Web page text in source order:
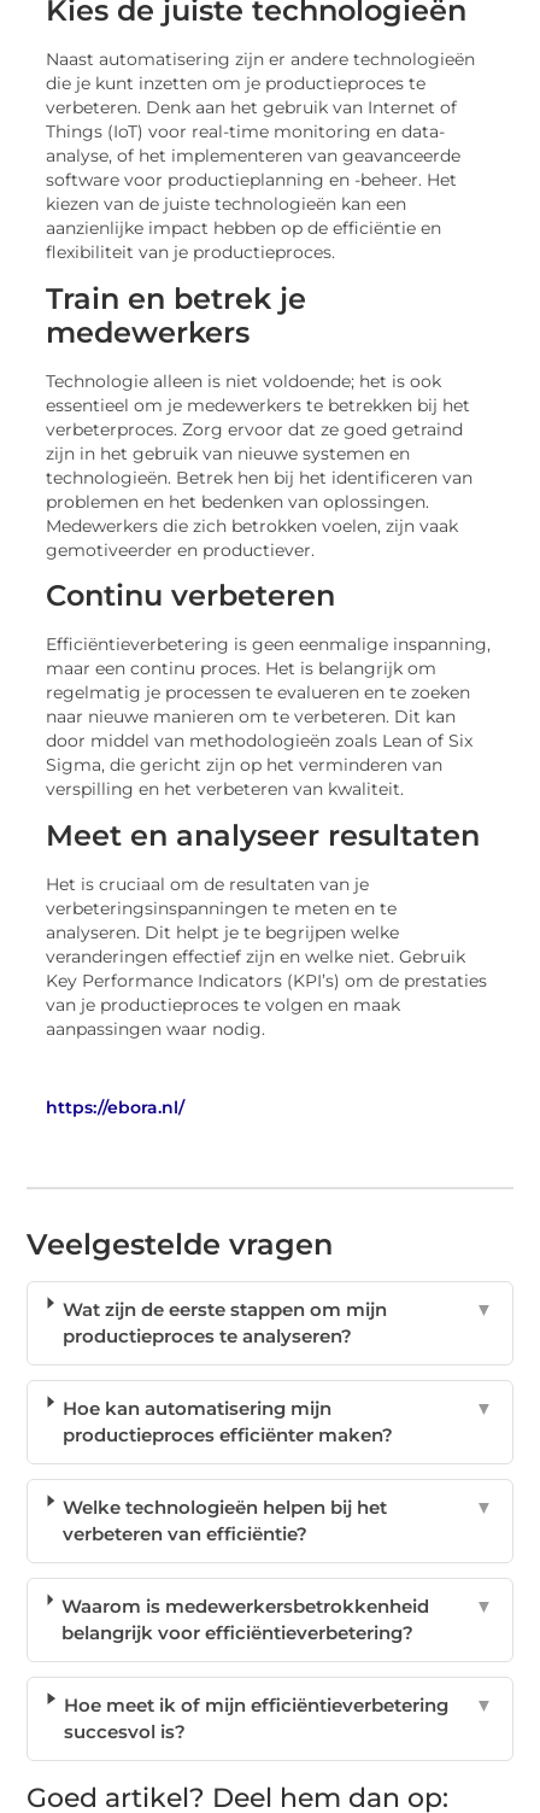
Kies de juiste technologieën
Naast automatisering zijn er andere technologieën
die je kunt inzetten om je productieproces te
verbeteren. Denk aan het gebruik van Internet of
Things (IoT) voor real-time monitoring en data-
analyse, of het implementeren van geavanceerde
software voor productieplanning en -beheer. Het
kiezen van de juiste technologieën kan een
aanzienlijke impact hebben op de efficiëntie en
flexibiliteit van je productieproces.
Train en betrek je
medewerkers
Technologie alleen is niet voldoende; het is ook
essentieel om je medewerkers te betrekken bij het
verbeterproces. Zorg ervoor dat ze goed getraind
zijn in het gebruik van nieuwe systemen en
technologieën. Betrek hen bij het identificeren van
problemen en het bedenken van oplossingen.
Medewerkers die zich betrokken voelen, zijn vaak
gemotiveerder en productiever.
Continu verbeteren
Efficiëntieverbetering is geen eenmalige inspanning,
maar een continu proces. Het is belangrijk om
regelmatig je processen te evalueren en te zoeken
naar nieuwe manieren om te verbeteren. Dit kan
door middel van methodologieën zoals Lean of Six
Sigma, die gericht zijn op het verminderen van
verspilling en het verbeteren van kwaliteit.
Meet en analyseer resultaten
Het is cruciaal om de resultaten van je
verbeteringsinspanningen te meten en te
analyseren. Dit helpt je te begrijpen welke
veranderingen effectief zijn en welke niet. Gebruik
Key Performance Indicators (KPI’s) om de prestaties
van je productieproces te volgen en maak
aanpassingen waar nodig.
https://ebora.nl/
Veelgestelde vragen
Wat zijn de eerste stappen om mijn
productieproces te analyseren?
▼
Hoe kan automatisering mijn
productieproces efficiënter maken?
▼
Welke technologieën helpen bij het
verbeteren van efficiëntie?
▼
Waarom is medewerkersbetrokkenheid
belangrijk voor efficiëntieverbetering?
▼
Hoe meet ik of mijn efficiëntieverbetering
succesvol is?
▼
Goed artikel? Deel hem dan op: